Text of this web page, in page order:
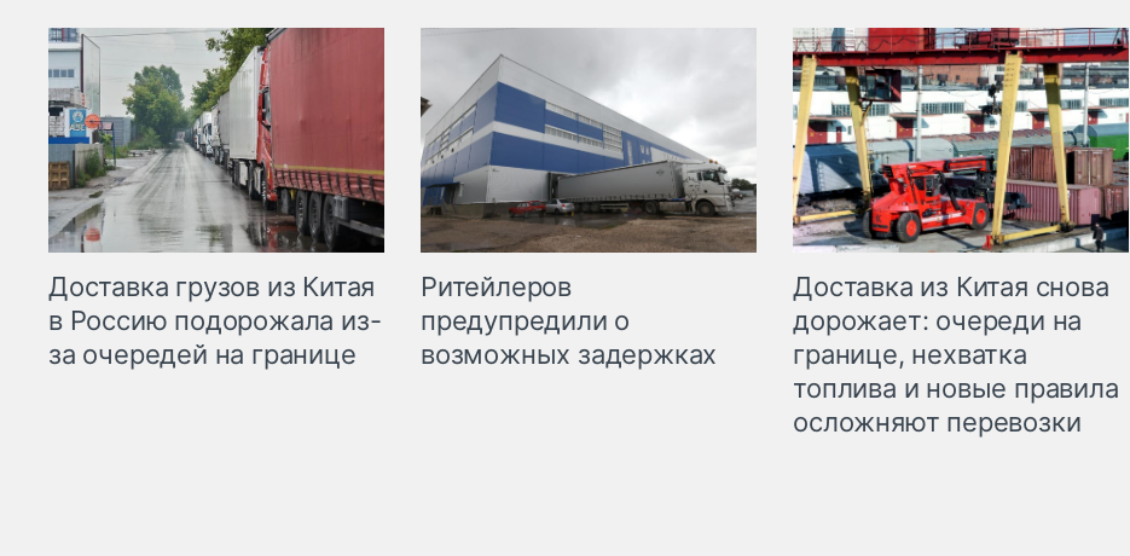
Доставка грузов из Китая
в Россию подорожала из-
за очередей на границе
Ритейлеров
предупредили о
возможных задержках
Доставка из Китая снова
дорожает: очереди на
границе, нехватка
топлива и новые правила
осложняют перевозки